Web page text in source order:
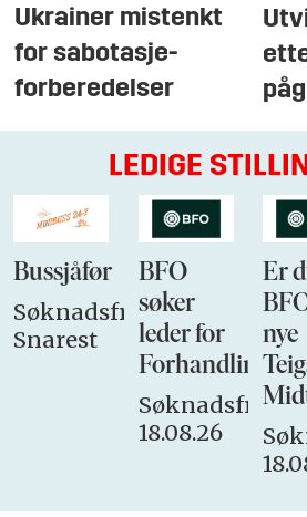
Ukrainer mistenkt
for sabotasje-
forberedelser
LEDIGE
Bussjåfør
Søknadsfrist:
Snarest
BFO
søker
leder for
Søknadsfrist:
18.08.26
Er
nye